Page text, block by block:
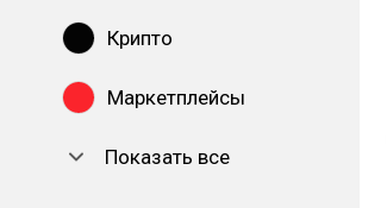
Крипто
Маркетплейсы
Показать все